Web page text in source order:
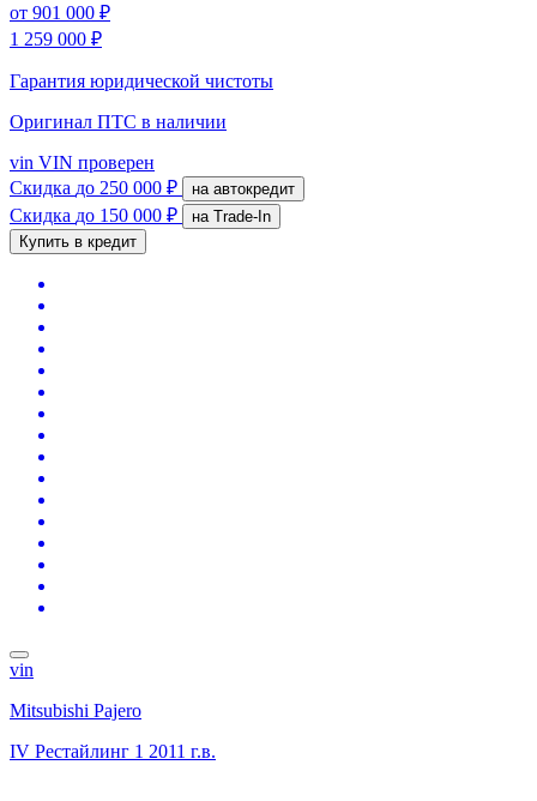
от 901 000 ₽
1 259 000 ₽
Гарантия юридической чистоты
Оригинал ПТС в наличии
vin VIN проверен
Скидка до 250 000 ₽ на автокредит
Скидка до 150 000 ₽
на Trade-In
Купить в кредит
vin
Mitsubishi Pajero
IV Рестайлинг 1 2011 г.в.